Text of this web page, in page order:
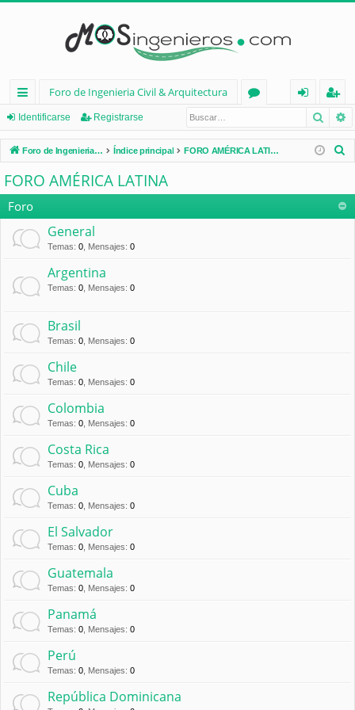
nl
ac
es
rá
pi
d
Foro de Ingenieria Civil & Arquitectura
os
nt
ifi
eg
ist
ra
Identificarse Registrarse
Foro de Ingenieria Civil & Arquitectura Índice principal FORO AMÉRICA LATINA
a
FORO AMÉRICA LATINA
Foro
General
Temas: 0 Mensajes: 0
Argentina
Temas: 0 Mensajes: 0
Brasil
Temas: 0 Mensajes: 0
Chile
Temas: 0 Mensajes: 0
Colombia
Temas: 0 Mensajes: 0
Costa Rica
Temas: 0 Mensajes: 0
Cuba
Temas: 0 Mensajes: 0
El Salvador
Temas: 0 Mensajes: 0
Guatemala
Temas: 0 Mensajes: 0
Panamá
Temas: 0 Mensajes: 0
Perú
Temas: 0 Mensajes: 0
República Dominicana